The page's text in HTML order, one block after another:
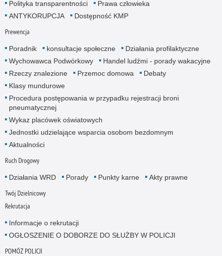
Polityka transparentności
Prawa człowieka
ANTYKORUPCJA
Dostępność KMP
Prewencja
Poradnik konsultacje społeczne
Działania profilaktyczne
Wychowawca Podwórkowy
Handel ludźmi - porady wakacyjne
Rzeczy znalezione
Przemoc domowa
Debaty
Klasy mundurowe
Procedura postępowania w przypadku rejestracji broni
pneumatycznej
Wykaz placówek oświatowych
Jednostki udzielające wsparcia osobom bezdomnym
Aktualności
Ruch Drogowy
Działania WRD Porady Punkty karne Akty prawne
Twój Dzielnicowy
Rekrutacja
Informacje o rekrutacji
OGŁOSZENIE O DOBORZE DO SŁUŻBY W POLICJI
POMÓŻ POLICJI